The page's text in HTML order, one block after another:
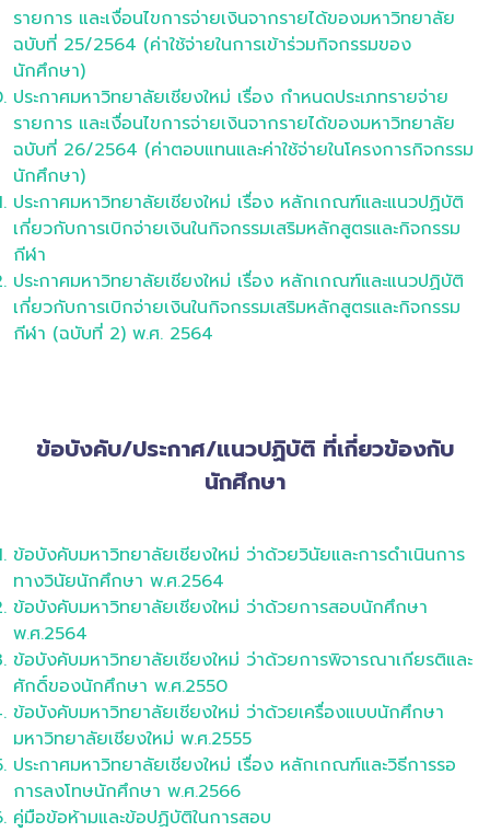
รายการ และเงื่อนไขการจ่ายเงินจากรายได้ของมหาวิทยาลัย
ฉบับที่ 25/2564 (ค่าใช้จ่ายในการเข้าร่วมกิจกรรมของ
นักศึกษา)
ประกาศมหาวิทยาลัยเชียงใหม่ เรื่อง กำหนดประเภทรายจ่าย
รายการ และเงื่อนไขการจ่ายเงินจากรายได้ของมหาวิทยาลัย
ฉบับที่ 26/2564 (ค่าตอบแทนและค่าใช้จ่ายในโครงการกิจกรรม
นักศึกษา)
ประกาศมหาวิทยาลัยเชียงใหม่ เรื่อง หลักเกณฑ์และแนวปฏิบัติ
เกี่ยวกับการเบิกจ่ายเงินในกิจกรรมเสริมหลักสูตรและกิจกรรม
กีฬา
ประกาศมหาวิทยาลัยเชียงใหม่ เรื่อง หลักเกณฑ์และแนวปฏิบัติ
เกี่ยวกับการเบิกจ่ายเงินในกิจกรรมเสริมหลักสูตรและกิจกรรม
กีฬา (ฉบับที่ 2) พ.ศ. 2564
ข้อบังคับ/ประกาศ/แนวปฏิบัติ ที่เกี่ยวข้องกับ
นักศึกษา
ข้อบังคับมหาวิทยาลัยเชียงใหม่ ว่าด้วยวินัยและการดำเนินการ
ทางวินัยนักศึกษา พ.ศ.2564
ข้อบังคับมหาวิทยาลัยเชียงใหม่ ว่าด้วยการสอบนักศึกษา
พ.ศ.2564
ข้อบังคับมหาวิทยาลัยเชียงใหม่ ว่าด้วยการพิจารณาเกียรติและ
ศักดิ์ของนักศึกษา พ.ศ.2550
ข้อบังคับมหาวิทยาลัยเชียงใหม่ ว่าด้วยเครื่องแบบนักศึกษา
มหาวิทยาลัยเชียงใหม่ พ.ศ.2555
ประกาศมหาวิทยาลัยเชียงใหม่ เรื่อง หลักเกณฑ์และวิธีการรอ
การลงโทษนักศึกษา พ.ศ.2566
คู่มือข้อห้ามและข้อปฏิบัติในการสอบ